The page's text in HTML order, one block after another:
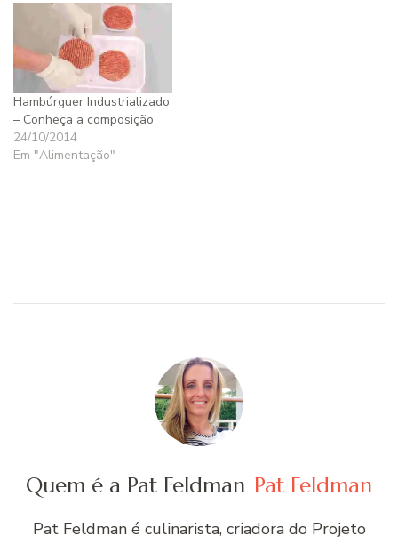
Hambúrguer Industrializado
– Conheça a composição
24/10/2014
Em "Alimentação"
Quem é a Pat Feldman Pat Feldman
Pat Feldman é culinarista, criadora do Projeto